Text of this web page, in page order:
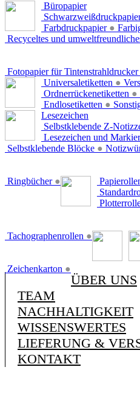
Büropapier
Farbdruckpapier ●
Recyceltes und
Fotopapier für Tintenstrahldrucker
Universaletiketten ●
Ordnerrückenetiketten ●
Endlosetiketten ●
Lesezeichen
Selbstklebende Z-
Lesezeichen und
Selbstklebende Blöcke ●
Ringbücher ●
Tachographenrollen ●
Zeichenkarton ●
ÜBER UNS
TEAM
NACHHALTIGKEIT
WISSENSWERTES
LIEFERUNG &
KONTAKT